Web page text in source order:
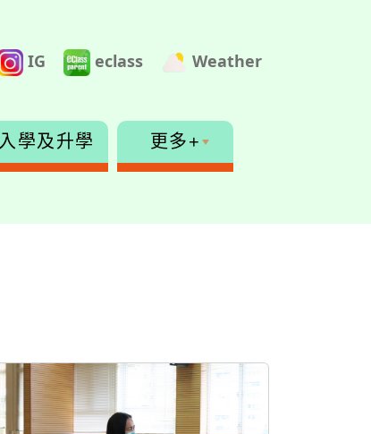
IG eclass Weather
入學及升學 更多+